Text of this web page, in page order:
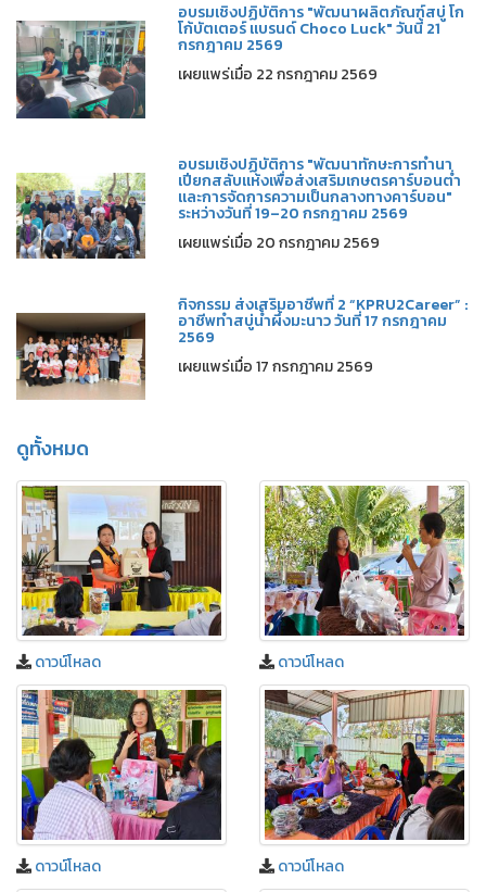
อบรมเชิงปฏิบัติการ "พัฒนาผลิตภัณฑ์สบู่ โก
โก้บัตเตอร์ แบรนด์ Choco Luck" วันนี้ 21
กรกฎาคม 2569
เผยแพร่เมื่อ 22 กรกฎาคม 2569
อบรมเชิงปฏิบัติการ "พัฒนาทักษะการทำนา
เปียกสลับแห้งเพื่อส่งเสริมเกษตรคาร์บอนต่ำ
และการจัดการความเป็นกลางทางคาร์บอน"
ระหว่างวันที่ 19–20 กรกฎาคม 2569
เผยแพร่เมื่อ 20 กรกฎาคม 2569
กิจกรรม ส่งเสริมอาชีพที่ 2 “KPRU2Career” :
อาชีพทำสบู่น้ำผึ้งมะนาว วันที่ 17 กรกฎาคม
2569
เผยแพร่เมื่อ 17 กรกฎาคม 2569
ดูทั้งหมด
ดาวน์โหลด ดาวน์โหลด
ดาวน์โหลด ดาวน์โหลด